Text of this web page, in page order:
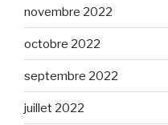
novembre 2022
octobre 2022
septembre 2022
juillet 2022